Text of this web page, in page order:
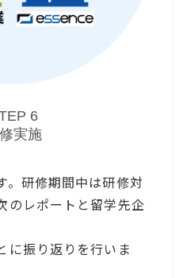
6
実施
。研修期間中は研修対
のレポートと留学先企
に振り返りを行いま